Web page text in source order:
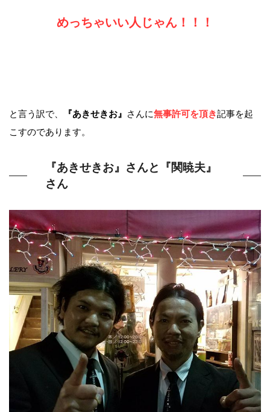
めっちゃいい人じゃん！！！
と言う訳で、 『あきせきお』 さんに無事許可を頂き記事を起
こすのであります。
『あきせきお』さんと『関暁夫』
さん